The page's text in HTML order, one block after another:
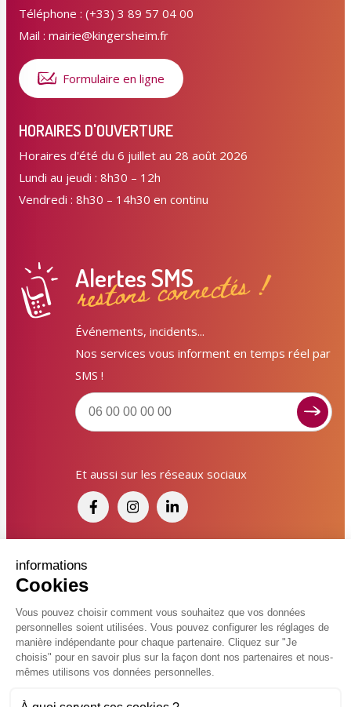
informations
Cookies
Vous pouvez choisir comment vous souhaitez que vos données
personnelles soient utilisées. Vous pouvez configurer les réglages de
manière indépendante pour chaque partenaire. Cliquez sur "Je
choisis" pour en savoir plus sur la façon dont nos partenaires et nous-
mêmes utilisons vos données personnelles.
Téléphone : (+33) 3 89 57 04 00
Mail : mairie@kingersheim.fr
Formulaire en ligne
HORAIRES D'OUVERTURE
Horaires d'été du 6 juillet au 28 août 2026
Lundi au jeudi : 8h30 – 12h
Vendredi : 8h30 – 14h30 en continu
Alertes SMS
restons connectés !
Événements, incidents...
Nos services vous informent en temps réel par
SMS !
Et aussi sur les réseaux sociaux
Financé par France Relance et par l'Union
Européenne
© 2026 Ville de Kingersheim
Accessibilité Mentions légales
Politiques de confidentialité
Poser une question ? Participer ?
Cliquez ici pour interagir avec les services de votre
ville !
Participer, s’engager
Contacter un service